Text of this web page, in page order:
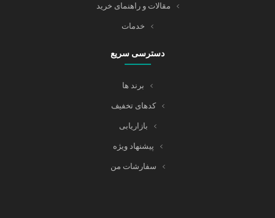
مقالات و راهنمای خرید
خدمات
دسترسی سریع
برند ها
کدهای تخفیف
بازاریابی
پیشنهاد ویژه
سفارشات من